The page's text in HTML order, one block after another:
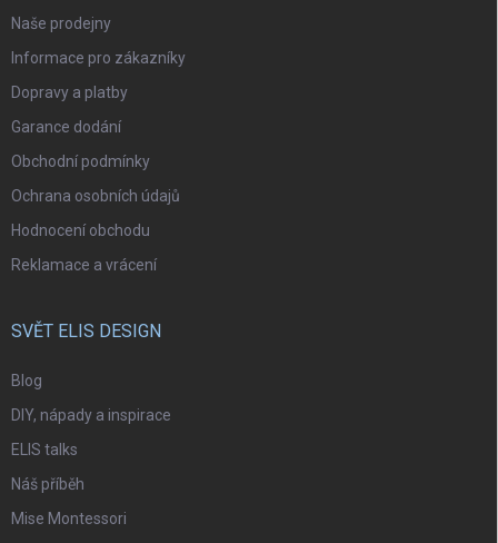
Naše prodejny
Informace pro zákazníky
Dopravy a platby
Garance dodání
Obchodní podmínky
Ochrana osobních údajů
Hodnocení obchodu
Reklamace a vrácení
SVĚT ELIS DESIGN
Blog
DIY, nápady a inspirace
ELIS talks
Náš příběh
Mise Montessori